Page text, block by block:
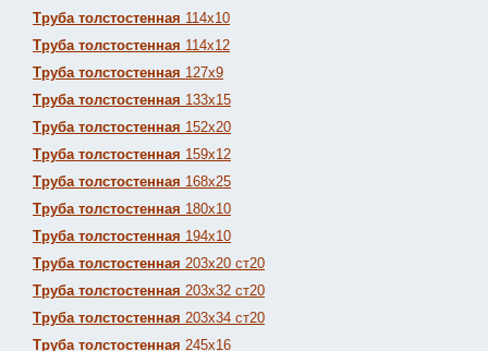
Труба толстостенная 114х10
Труба толстостенная 114х12
Труба толстостенная 127х9
Труба толстостенная 133х15
Труба толстостенная 152х20
Труба толстостенная 159х12
Труба толстостенная 168х25
Труба толстостенная 180х10
Труба толстостенная 194х10
Труба толстостенная 203х20 ст20
Труба толстостенная 203х32 ст20
Труба толстостенная 203х34 ст20
Труба толстостенная 245х16